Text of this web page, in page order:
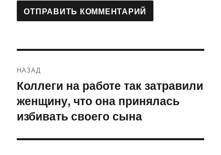
по
записям
НАЗАД
Предыдущая
запись:
Коллеги на работе так затравили
женщину, что она принялась
избивать своего сына